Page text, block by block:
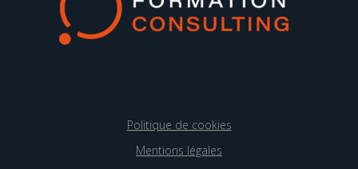
Politique de cookies
Mentions légales